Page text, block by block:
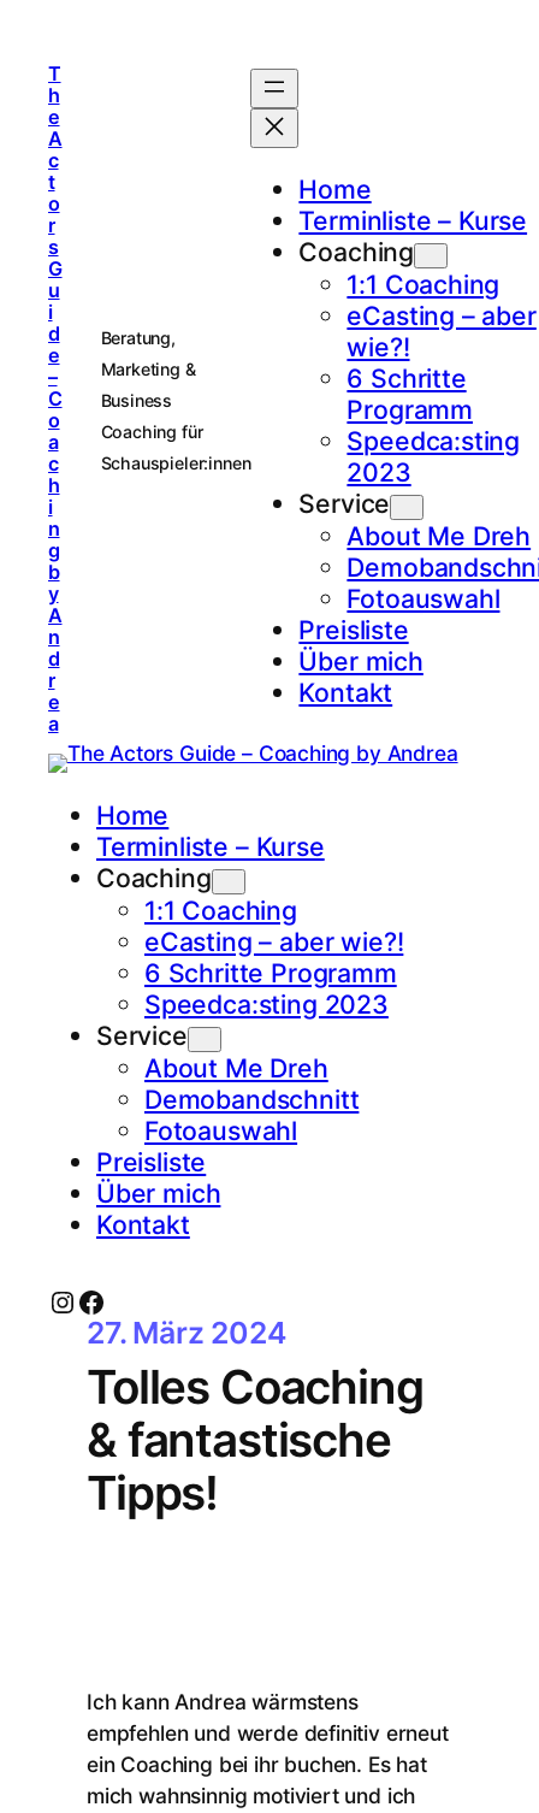
T
h
e
A
c
t
o
r
s
G
u
i
d
e
–
C
o
a
c
h
i
n
g
b
y
A
n
d
r
e
a
Beratung,
Marketing &
Business
Coaching für
Schauspieler:innen
Home
Terminliste – Kurse
Coaching
1:1 Coaching
eCasting – aber
wie?!
6 Schritte
Programm
Speedca:sting
2023
Service
About Me Dreh
Fotoauswahl
Preisliste
Über mich
Kontakt
Home
Terminliste – Kurse
Coaching
1:1 Coaching
eCasting – aber wie?!
6 Schritte Programm
Speedca:sting 2023
Service
About Me Dreh
Demobandschnitt
Fotoauswahl
Preisliste
Über mich
Kontakt
Instagram Facebook
27. März 2024
Tolles Coaching
& fantastische
Tipps!
Ich kann Andrea wärmstens
empfehlen und werde definitiv erneut
ein Coaching bei ihr buchen. Es hat
mich wahnsinnig motiviert und ich